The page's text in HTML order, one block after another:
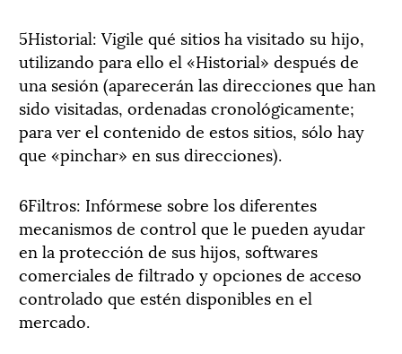
5Historial: Vigile qué sitios ha visitado su hijo,
utilizando para ello el «Historial» después de
una sesión (aparecerán las direcciones que han
sido visitadas, ordenadas cronológicamente;
para ver el contenido de estos sitios, sólo hay
que «pinchar» en sus direcciones).
6Filtros: Infórmese sobre los diferentes
mecanismos de control que le pueden ayudar
en la protección de sus hijos, softwares
comerciales de filtrado y opciones de acceso
controlado que estén disponibles en el
mercado.